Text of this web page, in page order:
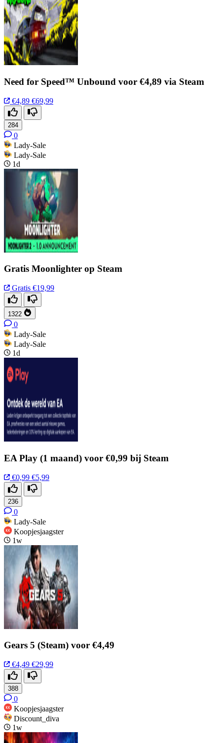
Need for Speed™ Unbound voor €4,89 via Steam
€4,89 €69,99
284
0
Lady-Sale
Lady-Sale
1d
Gratis Moonlighter op Steam
Gratis €19,99
1322
0
Lady-Sale
Lady-Sale
1d
EA Play (1 maand) voor €0,99 bij Steam
€0,99 €5,99
236
0
Lady-Sale
Koopjesjaagster
1w
Gears 5 (Steam) voor €4,49
€4,49 €29,99
388
0
Koopjesjaagster
Discount_diva
1w